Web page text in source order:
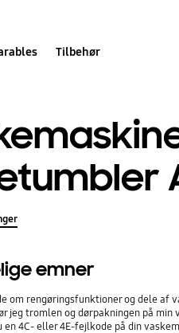
Tilbehør
emner
om rengøringsfunktioner og dele af
jeg tromlen og dørpakningen på min
en 4C- eller 4E-fejlkode på din